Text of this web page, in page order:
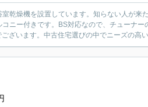
乾燥機を設置しています。知らない人が来
ニー付きです。BS対応なので、チューナ
ざいます。中古住宅選びの中でニーズの高